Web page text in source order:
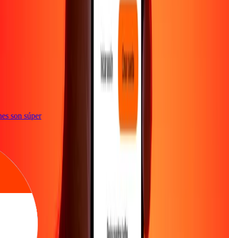
son súper